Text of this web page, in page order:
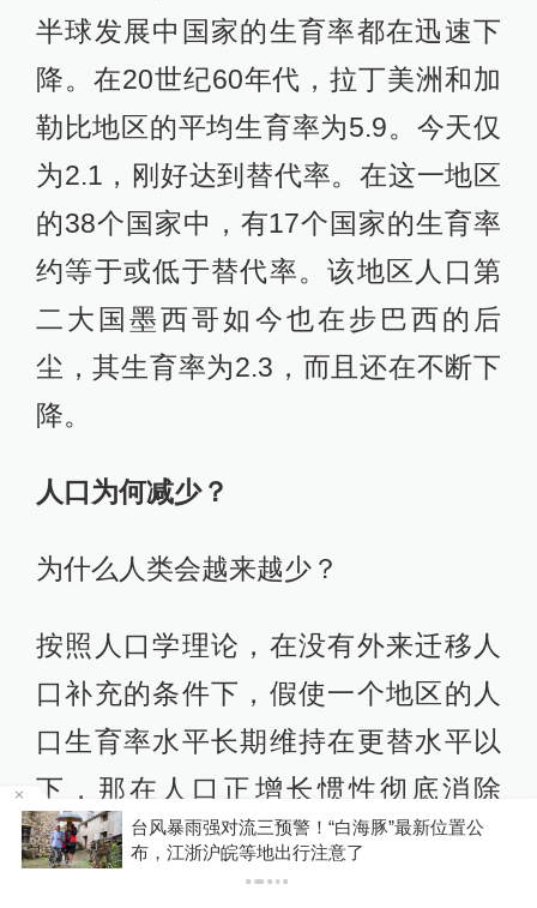
半球发展中国家的生育率都在迅速下
降。在20世纪60年代，拉丁美洲和加
勒比地区的平均生育率为5.9。今天仅
为2.1，刚好达到替代率。在这一地区
的38个国家中，有17个国家的生育率
约等于或低于替代率。该地区人口第
二大国墨西哥如今也在步巴西的后
尘，其生育率为2.3，而且还在不断下
降。
人口为何减少？
为什么人类会越来越少？
按照人口学理论，在没有外来迁移人
口补充的条件下，假使一个地区的人
口生育率水平长期维持在更替水平以
下，那在人口正增长惯性彻底消除
后，该地区人口必然负增长，人口结
构也必然老龄化。
上海发布暴雨蓝色预警，多条隧道启动非机动车
过江预案